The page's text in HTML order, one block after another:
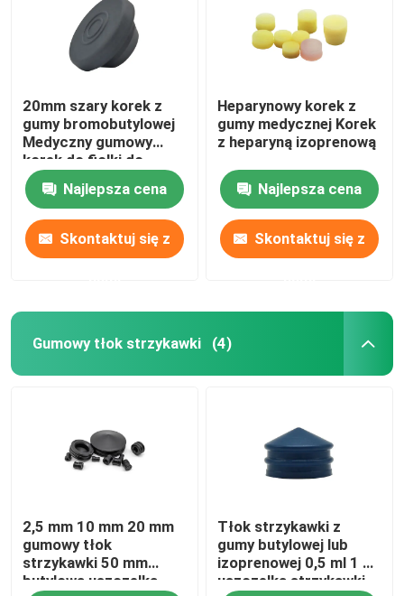
20mm szary korek z
gumy bromobutylowej
Medyczny gumowy
korek do fiolki do
wstrzykiwań
Najlepsza cena
Skontaktuj się z
Heparynowy korek z
gumy medycznej Korek
z heparyną izoprenową
Najlepsza cena
Skontaktuj się z
Gumowy tłok strzykawki (4)
2,5 mm 10 mm 20 mm
gumowy tłok
strzykawki 50 mm
butylowa uszczelka
Tłok strzykawki z
gumy butylowej lub
izoprenowej 0,5 ml 1 ml
uszczelka strzykawki